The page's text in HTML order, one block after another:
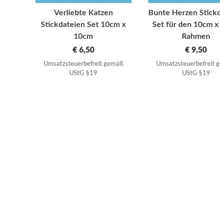
Verliebte Katzen
Stickdateien Set 10cm x
10cm
€6,50
Umsatzsteuerbefreit gemäß
UStG §19
Bunte Herzen
Set für den 10cm x
Rahmen
€ 9,50
Umsatzsteuerbefreit
UStG §19